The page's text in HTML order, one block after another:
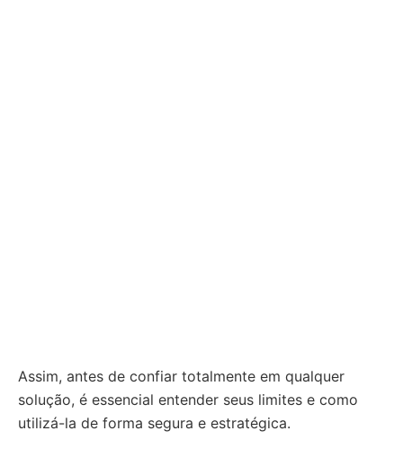
Assim, antes de confiar totalmente em qualquer
solução, é essencial entender seus limites e como
utilizá-la de forma segura e estratégica.